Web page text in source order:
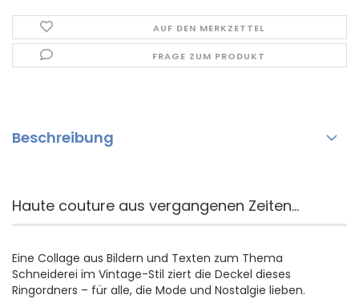
AUF DEN MERKZETTEL
FRAGE ZUM PRODUKT
Beschreibung
Haute couture aus vergangenen Zeiten...
Eine Collage aus Bildern und Texten zum Thema
Schneiderei im Vintage-Stil ziert die Deckel dieses
Ringordners – für alle, die Mode und Nostalgie lieben.